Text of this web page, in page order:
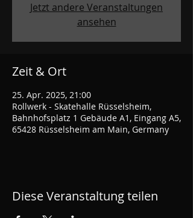
Jetzt andere Veranstaltungen
ansehen
Zeit & Ort
25. Apr. 2025, 21:00
Rollwerk - Skatehalle Rüsselsheim,
Bahnhofsplatz 1 Gebäude A1, Eingang A5,
65428 Rüsselsheim am Main, Germany
Diese Veranstaltung teilen